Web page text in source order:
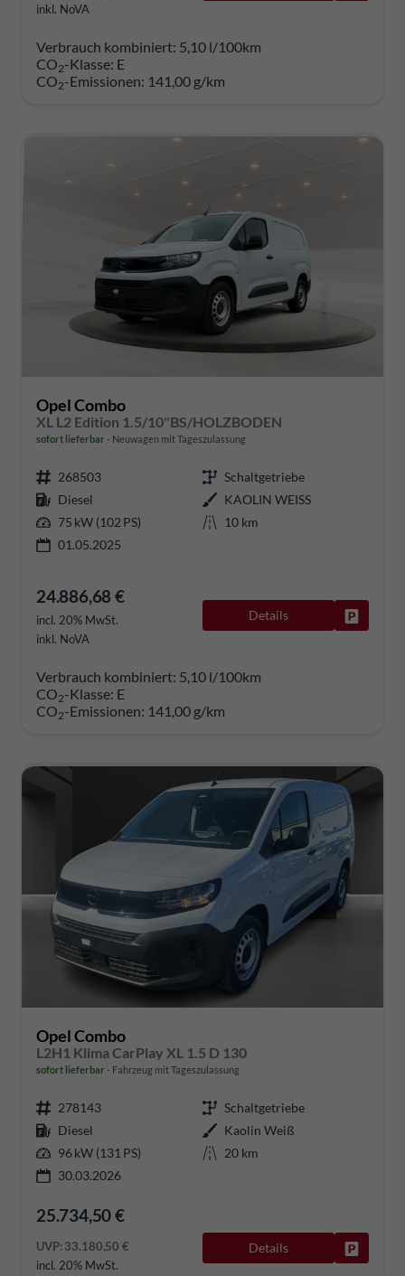
inkl. NoVA
Verbrauch kombiniert: 5,10 l/100km
CO2-Klasse: E
CO2-Emissionen: 141,00 g/km
Opel Combo
XL L2 Edition 1.5/10"BS/HOLZBODEN
sofort lieferbar Neuwagen mit Tageszulassung
268503
Schaltgetriebe
Diesel
KAOLIN WEISS
75 kW (102 PS)
10 km
01.05.2025
24.886,68 €
incl. 20% MwSt.
inkl. NoVA
Details
Verbrauch kombiniert: 5,10 l/100km
CO2-Klasse: E
CO2-Emissionen: 141,00 g/km
Opel Combo
L2H1 Klima CarPlay XL 1.5 D 130
sofort lieferbar Fahrzeug mit Tageszulassung
278143
Schaltgetriebe
Diesel
Kaolin Weiß
96 kW (131 PS)
20 km
30.03.2026
25.734,50 €
UVP:33.180,50 €
incl. 20% MwSt.
Details